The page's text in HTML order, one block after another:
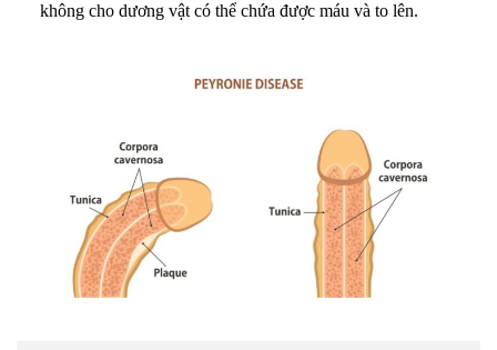
không cho dương vật có thể chứa được máu và to lên.